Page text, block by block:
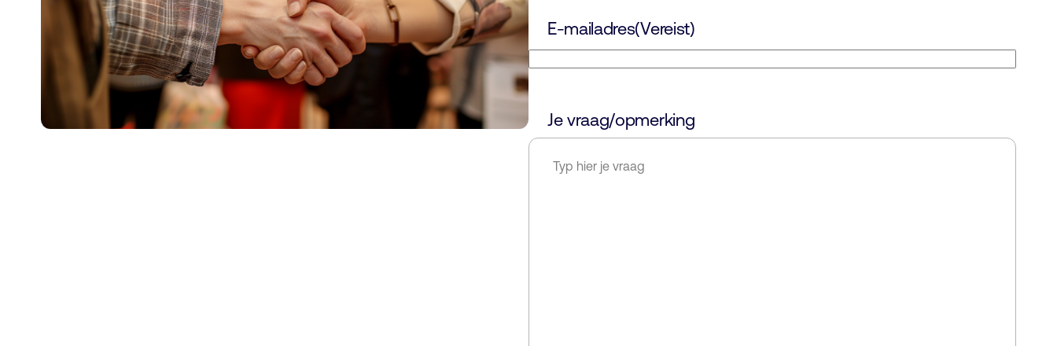
E-mailadres(Vereist)
Je vraag/opmerking